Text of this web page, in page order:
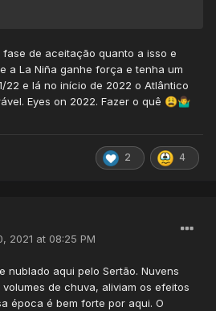
com o sol e calor aparecendo,
em seguida e grandes nuvens a
de aceitação quanto a isso e
a La Niña ganhe força e tenha um
22 e lá no início de 2022 o Atlântico
Eyes on 2022. Fazer o quê 😩🤷‍♂️
2 4
2021 at 08:25 PM
nublado aqui pelo Sertão. Nuvens
de chuva, aliviam os efeitos
época é bem forte por aqui. O